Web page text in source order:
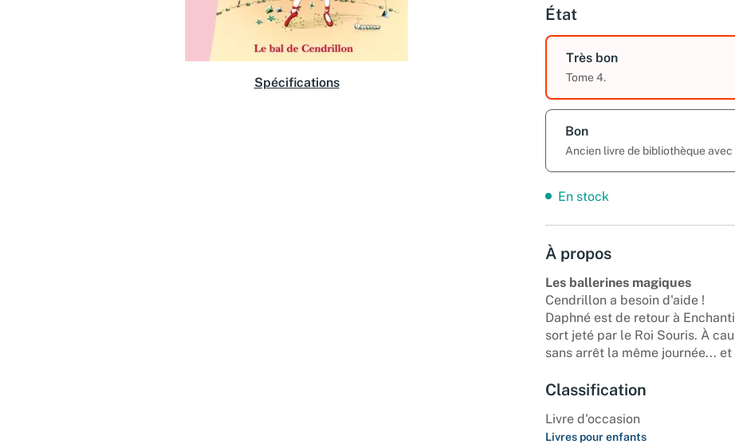
Spécifications
État
Très bon
Tome 4.
Bon
Ancien livre de bibliothèque
En stock
À propos
Les ballerines magiques
Cendrillon a besoin d'aide !
Daphné est de retour à
sort jeté par le Roi Souris. À
sans arrêt la même journée...
Classification
Livre d'occasion
Livres pour enfants